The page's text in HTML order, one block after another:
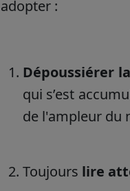
adopter :
Dépoussiérer
qui s’est
de l'ampleur du
Toujours lire